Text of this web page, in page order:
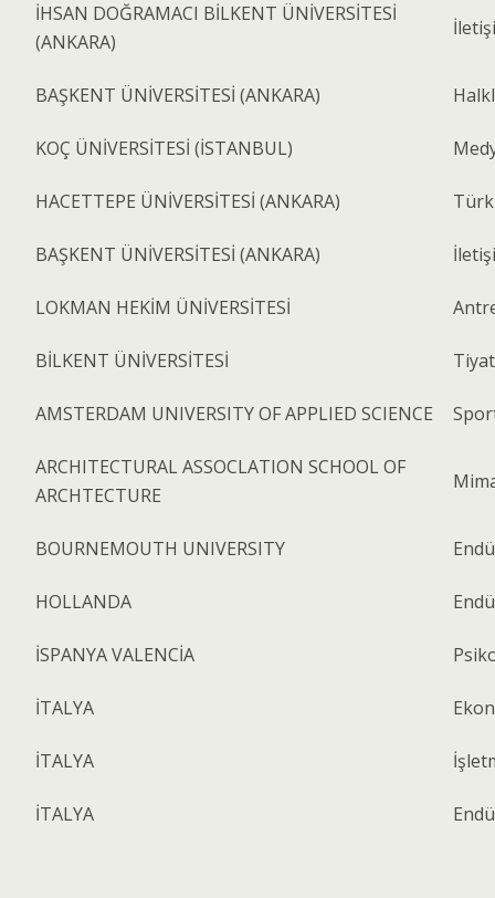
İHSAN DOĞRAMACI BİLKENT ÜNİVERSİTESİ
(ANKARA)
BAŞKENT ÜNİVERSİTESİ (ANKARA)
KOÇ ÜNİVERSİTESİ (İSTANBUL)
HACETTEPE ÜNİVERSİTESİ (ANKARA) Türk
BAŞKENT ÜNİVERSİTESİ (ANKARA)
LOKMAN HEKİM ÜNİVERSİTESİ
BİLKENT ÜNİVERSİTESİ
AMSTERDAM UNIVERSITY OF APPLIED SCIENCE
ARCHITECTURAL ASSOCLATION SCHOOL OF
ARCHTECTURE
BOURNEMOUTH UNIVERSITY
HOLLANDA
İSPANYA VALENCİA
İTALYA
İTALYA
İTALYA